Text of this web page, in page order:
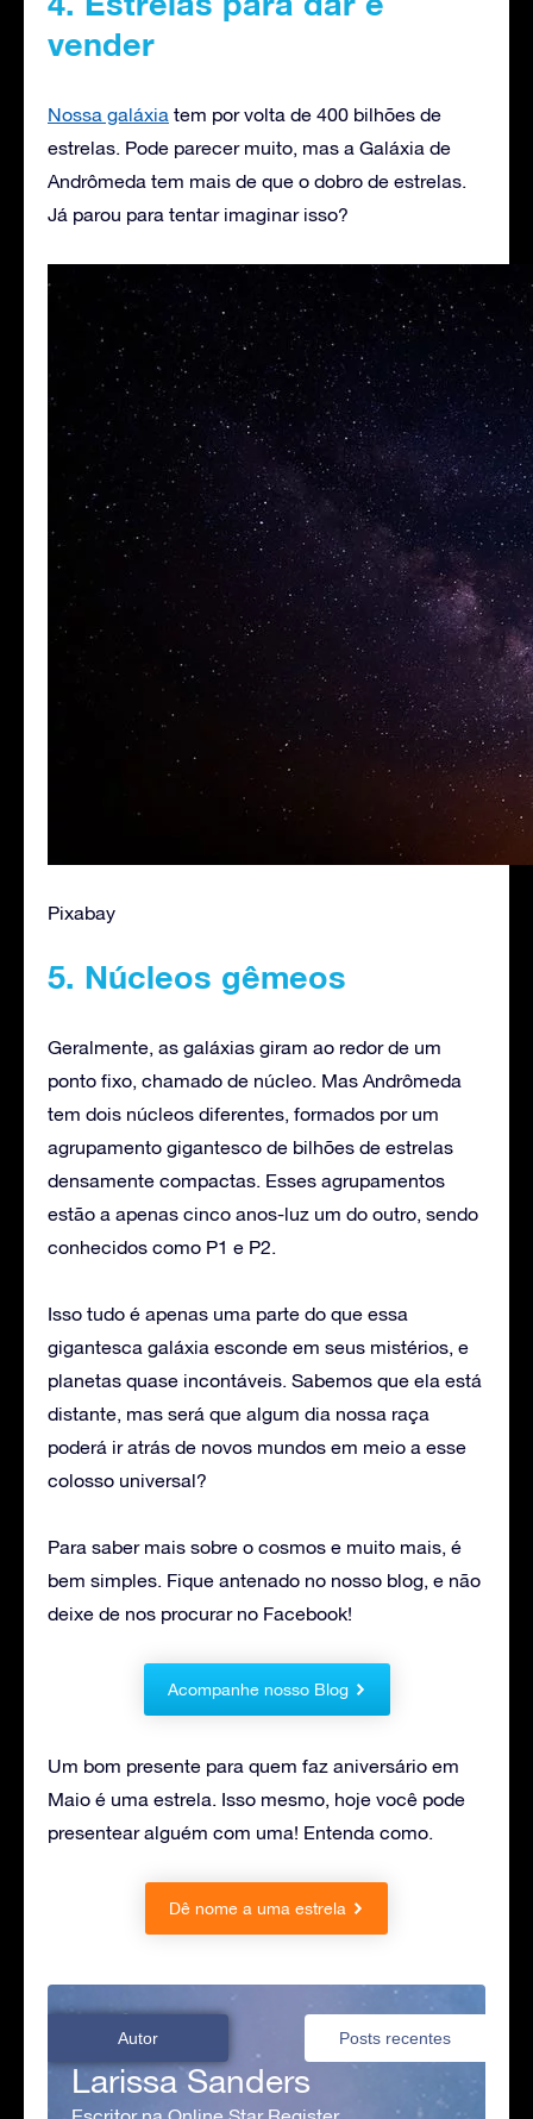
vender
Nossa galáxia tem por volta de 400 bilhões de
estrelas. Pode parecer muito, mas a Galáxia de
Andrômeda tem mais de que o dobro de estrelas.
Já parou para tentar imaginar isso?
Pixabay
5. Núcleos gêmeos
Geralmente, as galáxias giram ao redor de um
ponto fixo, chamado de núcleo. Mas Andrômeda
tem dois núcleos diferentes, formados por um
agrupamento gigantesco de bilhões de estrelas
densamente compactas. Esses agrupamentos
estão a apenas cinco anos-luz um do outro, sendo
conhecidos como P1 e P2.
Isso tudo é apenas uma parte do que essa
gigantesca galáxia esconde em seus mistérios, e
planetas quase incontáveis. Sabemos que ela está
distante, mas será que algum dia nossa raça
poderá ir atrás de novos mundos em meio a esse
colosso universal?
Para saber mais sobre o cosmos e muito mais, é
bem simples. Fique antenado no nosso blog, e não
deixe de nos procurar no Facebook!
Acompanhe nosso Blog
Um bom presente para quem faz aniversário em
Maio é uma estrela. Isso mesmo, hoje você pode
presentear alguém com uma! Entenda como.
Dê nome a uma estrela
Autor Posts recentes
Larissa Sanders